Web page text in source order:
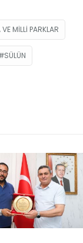
MILLI PARKLAR
SÜLÜN